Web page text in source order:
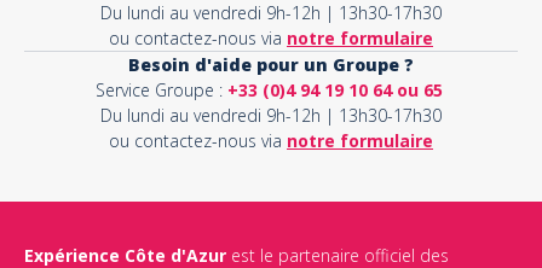
Du lundi au vendredi 9h-12h | 13h30-17h30
ou contactez-nous via notre formulaire
Besoin d'aide pour un Groupe ?
Service Groupe : +33 (0)4 94 19 10 64 ou 65
Du lundi au vendredi 9h-12h | 13h30-17h30
ou contactez-nous via notre formulaire
Expérience Côte d'Azur est le partenaire officiel des